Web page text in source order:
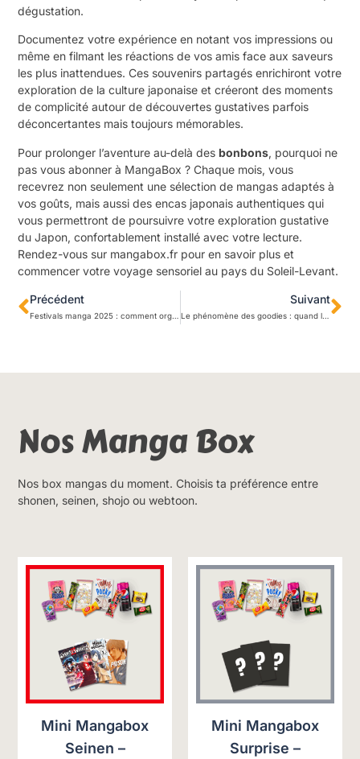
dégustation.
Documentez votre expérience en notant vos impressions ou
même en filmant les réactions de vos amis face aux saveurs
les plus inattendues. Ces souvenirs partagés enrichiront votre
exploration de la culture japonaise et créeront des moments
de complicité autour de découvertes gustatives parfois
déconcertantes mais toujours mémorables.
Pour prolonger l’aventure au-delà desbonbons, pourquoi ne
pas vous abonner à MangaBox ? Chaque mois, vous
recevrez non seulement une sélection de mangas adaptés à
vos goûts, mais aussi des encas japonais authentiques qui
vous permettront de poursuivre votre exploration gustative
du Japon, confortablement installé avec votre lecture.
Rendez-vous sur mangabox.fr pour en savoir plus et
commencer votre voyage sensoriel au pays du Soleil-Levant.
Précédent Suivant
Le phénomène des goodies : quand les séries misent sur les produits dérivés
Nos Manga Box
Nos box mangas du moment. Choisis ta préférence entre
shonen, seinen, shojo ou webtoon.
Mini Mangabox
Seinen –
Mini Mangabox
Surprise –